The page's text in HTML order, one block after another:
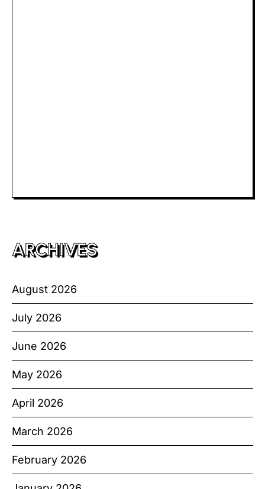
ARCHIVES
August 2026
July 2026
June 2026
May 2026
April 2026
March 2026
February 2026